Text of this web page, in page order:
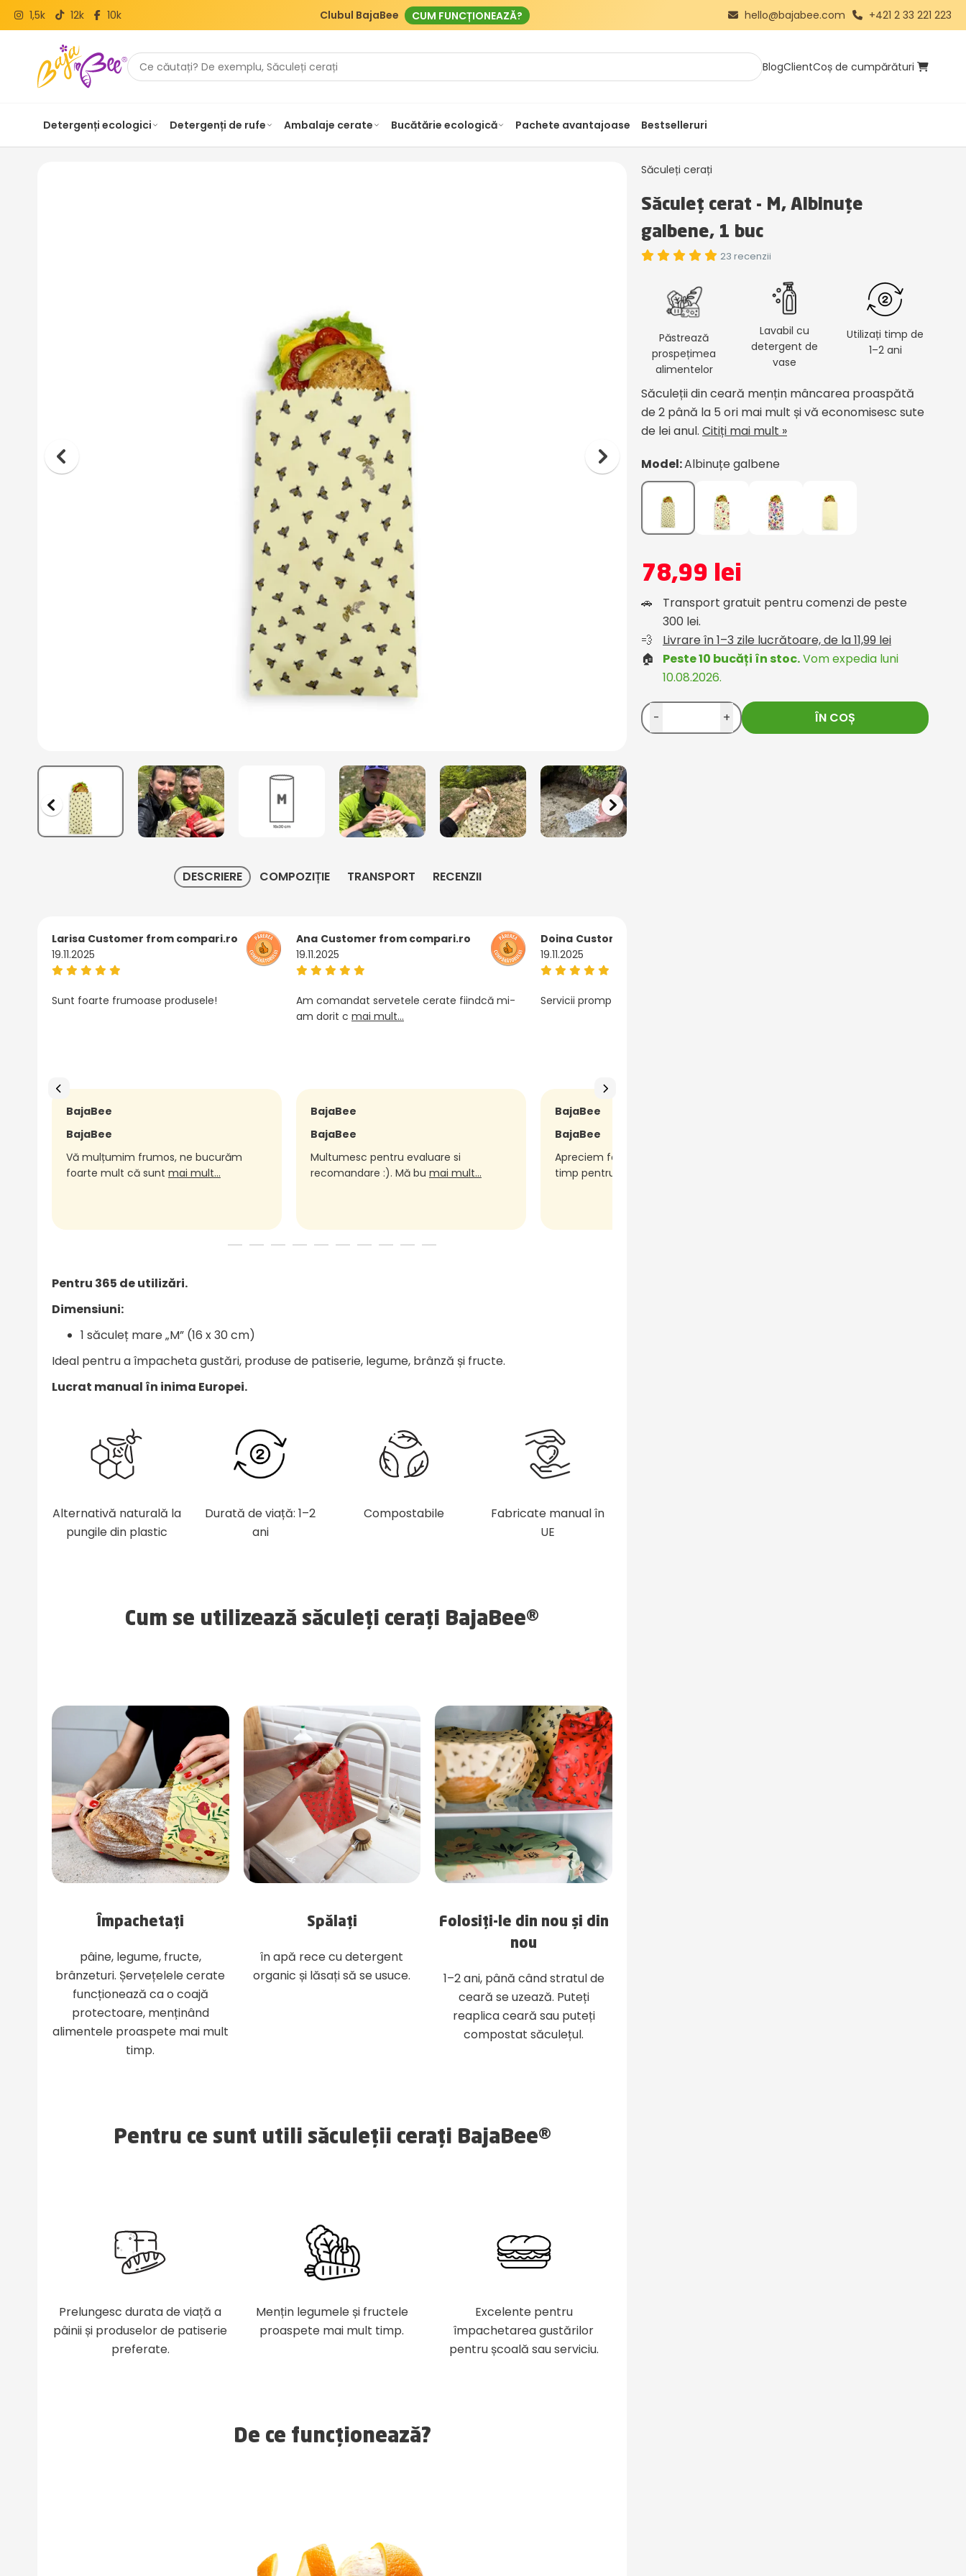
1,5k 12k 10k Clubul BajaBee CUM FUNCȚIONEAZĂ? hello@bajabee.com +421 2 33 221 223
BlogClientCoș de cumpărături
Detergenți ecologici Detergenți de rufe Ambalaje cerate Bucătărie ecologică Pachete avantajoase Bestselleruri
DESCRIERE COMPOZIȚIE TRANSPORT RECENZII
Larisa Customer from compari.ro
19.11.2025
Sunt foarte frumoase produsele!
BajaBee
BajaBee
Vă mulțumim frumos, ne bucurăm
foarte mult că sunt mai mult...
Ana Customer from compari.ro
19.11.2025
Am comandat servetele cerate fiindcă mi-
am dorit c mai mult...
BajaBee
BajaBee
Multumesc pentru evaluare si
recomandare :). Mă bu mai mult...
Doina Customer from compari.ro
19.11.2025
Servicii prompte, produse de calitate.
BajaBee
BajaBee
Apreciem foarte mult că ți-ai acordat
timp pentru
Pentru 365 de utilizări.
Dimensiuni:
1 săculeț mare „M” (16 x 30 cm)
Ideal pentru a împacheta gustări, produse de patiserie, legume, brânză și fructe.
Lucrat manual în inima Europei.
Alternativă naturală la
pungile din plastic
Durată de viață: 1–2
ani
Compostabile
Fabricate manual în
UE
Cum se utilizează săculeți cerați BajaBee®
Împachetați
pâine, legume, fructe,
brânzeturi. Șervețelele cerate
funcționează ca o coajă
protectoare, menținând
alimentele proaspete mai mult
timp.
Spălați
în apă rece cu detergent
organic și lăsați să se usuce.
Folosiți-le din nou și din
nou
1–2 ani, până când stratul de
ceară se uzează. Puteți
reaplica ceară sau puteți
compostat săculețul.
Pentru ce sunt utili săculeții cerați BajaBee®
Prelungesc durata de viață a
pâinii și produselor de patiserie
preferate.
Mențin legumele și fructele
proaspete mai mult timp.
Excelente pentru
împachetarea gustărilor
pentru școală sau serviciu.
De ce funcționează?
Săculeți cerați
Săculeț cerat - M, Albinuțe
galbene, 1 buc
23 recenzii
Păstrează
prospețimea
alimentelor
Lavabil cu
detergent de
vase
Utilizați timp de
1–2 ani
Săculeții din ceară mențin mâncarea proaspătă
de 2 până la 5 ori mai mult și vă economisesc sute
de lei anul. Citiți mai mult »
Model:Albinuțe galbene
78,99 lei
🚗
Transport gratuit pentru comenzi de peste
300 lei.
💨
Livrare în 1–3 zile lucrătoare, de la 11,99 lei
🏠
Peste 10 bucăți în stoc.Vom expedia luni
10.08.2026.
- + ÎN COȘ